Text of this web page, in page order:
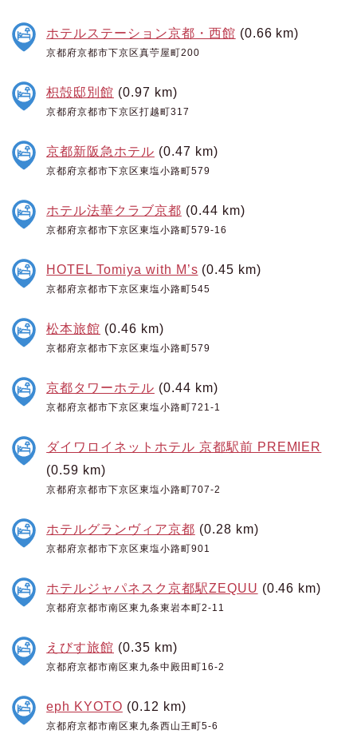
ホテルステーション京都・西館 (0.66 km)
京都府京都市下京区真苧屋町200
枳殻邸別館 (0.97 km)
京都府京都市下京区打越町317
京都新阪急ホテル (0.47 km)
京都府京都市下京区東塩小路町579
ホテル法華クラブ京都 (0.44 km)
京都府京都市下京区東塩小路町579-16
HOTEL Tomiya with M’s (0.45 km)
京都府京都市下京区東塩小路町545
松本旅館 (0.46 km)
京都府京都市下京区東塩小路町579
京都タワーホテル (0.44 km)
京都府京都市下京区東塩小路町721-1
ダイワロイネットホテル 京都駅前 PREMIER
(0.59 km)
京都府京都市下京区東塩小路町707-2
ホテルグランヴィア京都 (0.28 km)
京都府京都市下京区東塩小路町901
ホテルジャパネスク京都駅ZEQUU (0.46 km)
京都府京都市南区東九条東岩本町2-11
えびす旅館 (0.35 km)
京都府京都市南区東九条中殿田町16-2
eph KYOTO (0.12 km)
京都府京都市南区東九条西山王町5-6